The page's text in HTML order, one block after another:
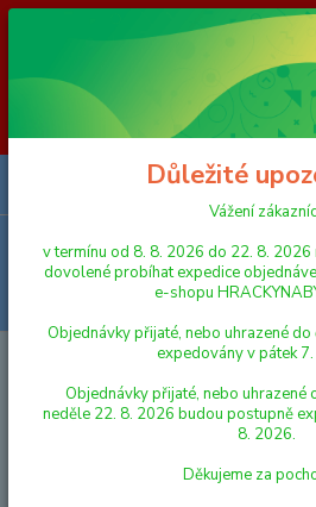
Vážení zákazníci, v termínu od 8. 8.
důvodu čerpání dovolené probíhat
provoz e-shopu
uhrazené do čtvrtka 6. 8. 2026 budou
Objednávky přijaté, nebo uhrazené od
2026 budou postupně expedovány od
pochopení
PRO NEJMENŠÍ
Slon 23x15cm na
Slon 23x15cm na
světlem a zvukem
Důležité
Vážení
v termínu od 8. 8. 2026 do 22. 8.
dovolené probíhat expedice
e-shopu
Objednávky přijaté, nebo uhrazené
expedovány v pátek
Objednávky přijaté, nebo uhrazené
neděle 22. 8. 2026 budou postupně
8. 2026.
Děkujeme za